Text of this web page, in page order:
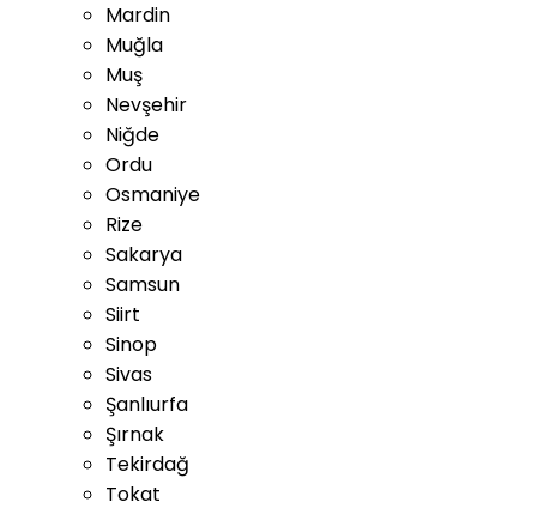
Mardin
Muğla
Muş
Nevşehir
Niğde
Ordu
Osmaniye
Rize
Sakarya
Samsun
Siirt
Sinop
Sivas
Şanlıurfa
Şırnak
Tekirdağ
Tokat